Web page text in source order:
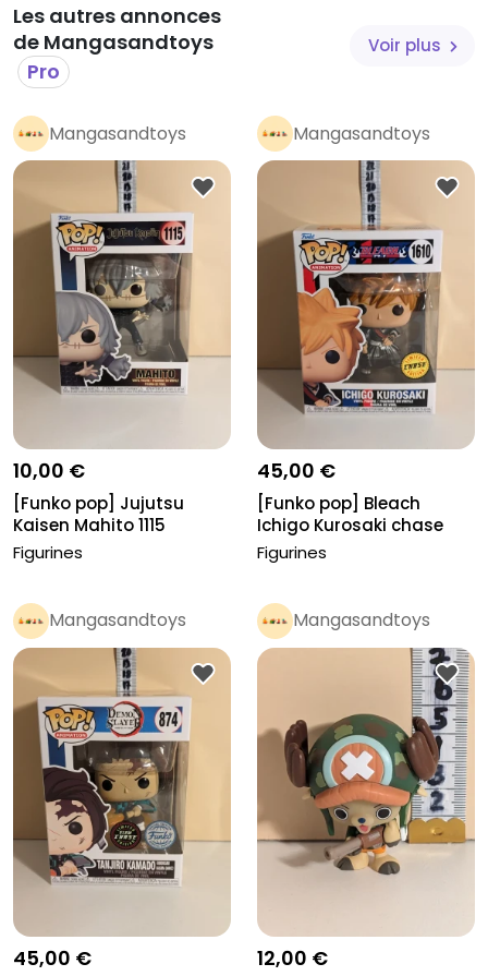
Les autres annonces
de Mangasandtoys
Pro
Voir plus
Mangasandtoys
Pro
10,00 €
[Funko pop] Jujutsu
Kaisen Mahito 1115
Figurines
Mangasandtoys
Pro
45,00 €
[Funko pop] Bleach
Ichigo Kurosaki chase
1610
Figurines
Mangasandtoys
Pro
45,00 €
Mangasandtoys
Pro
12,00 €